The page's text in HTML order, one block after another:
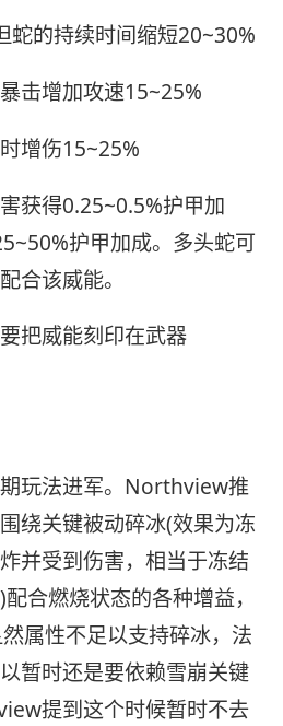
蛇的持续时间缩短20~30%
击增加攻速15~25%
增伤15~25%
获得0.25~0.5%护甲加
护甲加成。多头蛇可
合该威能。
把威能刻印在武器
玩法进军。Northview推
绕关键被动碎冰(效果为冻
并受到伤害，相当于冻结
合燃烧状态的各种增益，
属性不足以支持碎冰，法
暂时还是要依赖雪崩关键
提到这个时候暂时不去